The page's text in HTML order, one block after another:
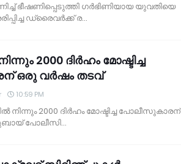
ഭീഷണിപ്പെടുത്തി ഗര്‍ഭിണിയായ യുവതിയെ
ഡ്രൈവര്‍ക്ക് ര…
2000 ദിര്‍ഹം മോഷ്ടിച്ച
ഒരു വര്‍ഷം തടവ്
10:59 PM
നിന്നും 2000 ദിര്‍ഹം മോഷ്ടിച്ച പോലീസുകാരന്‌
പോലീസി…